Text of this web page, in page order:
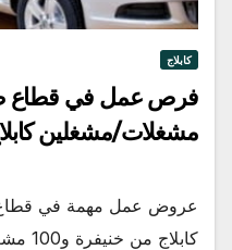
كابلاج
فرص عمل في قطاع
مشغلات/مشغلين